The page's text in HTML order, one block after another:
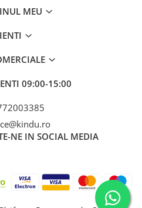
MEU
09:00-15:00
NE IN SOCIAL MEDIA